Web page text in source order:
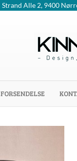
Strand Alle 2, 9400
FORSENDELSE